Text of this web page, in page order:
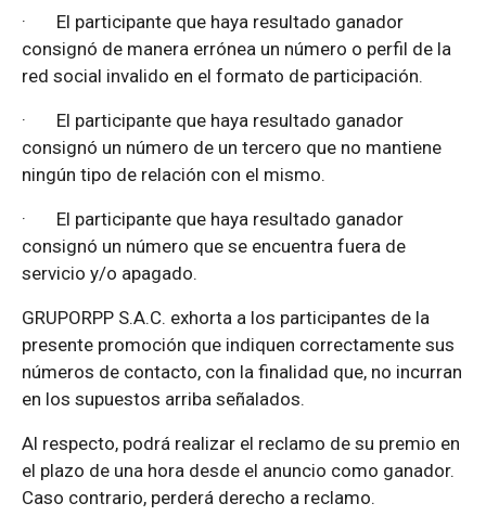
· El participante que haya resultado ganador
consignó de manera errónea un número o perfil de la
red social invalido en el formato de participación.
· El participante que haya resultado ganador
consignó un número de un tercero que no mantiene
ningún tipo de relación con el mismo.
· El participante que haya resultado ganador
consignó un número que se encuentra fuera de
servicio y/o apagado.
GRUPORPP S.A.C. exhorta a los participantes de la
presente promoción que indiquen correctamente sus
números de contacto, con la finalidad que, no incurran
en los supuestos arriba señalados.
Al respecto, podrá realizar el reclamo de su premio en
el plazo de una hora desde el anuncio como ganador.
Caso contrario, perderá derecho a reclamo.